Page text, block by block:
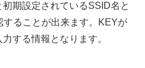
期設定されているSSID名と
ることが出来ます。KEYが
する情報となります。